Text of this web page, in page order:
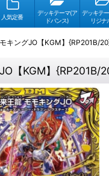
人気定番
デッキテーマ(ア
ドバンス)
デッキテ
リジナ
キングJO【KGM】{RP201B/
【KGM】{RP201B/